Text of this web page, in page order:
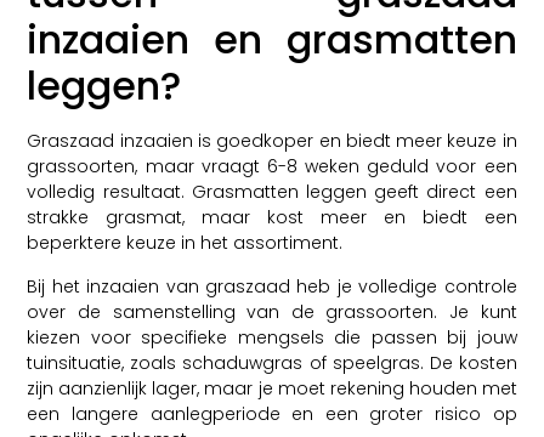
inzaaien en grasmatten
leggen?
Graszaad inzaaien is goedkoper en biedt meer keuze in
grassoorten, maar vraagt 6-8 weken geduld voor een
volledig resultaat. Grasmatten leggen geeft direct een
strakke grasmat, maar kost meer en biedt een
beperktere keuze in het assortiment.
Bij het inzaaien van graszaad heb je volledige controle
over de samenstelling van de grassoorten. Je kunt
kiezen voor specifieke mengsels die passen bij jouw
tuinsituatie, zoals schaduwgras of speelgras. De kosten
zijn aanzienlijk lager, maar je moet rekening houden met
een langere aanlegperiode en een groter risico op